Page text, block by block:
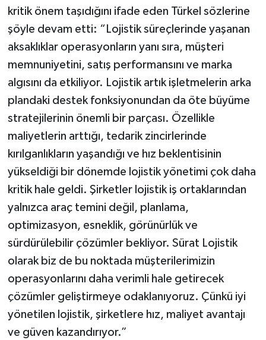
kritik önem taşıdığını ifade eden Türkel sözlerine
şöyle devam etti: “Lojistik süreçlerinde yaşanan
aksaklıklar operasyonların yanı sıra, müşteri
memnuniyetini, satış performansını ve marka
algısını da etkiliyor. Lojistik artık işletmelerin arka
plandaki destek fonksiyonundan da öte büyüme
stratejilerinin önemli bir parçası. Özellikle
maliyetlerin arttığı, tedarik zincirlerinde
kırılganlıkların yaşandığı ve hız beklentisinin
yükseldiği bir dönemde lojistik yönetimi çok daha
kritik hale geldi. Şirketler lojistik iş ortaklarından
yalnızca araç temini değil, planlama,
optimizasyon, esneklik, görünürlük ve
sürdürülebilir çözümler bekliyor. Sürat Lojistik
olarak biz de bu noktada müşterilerimizin
operasyonlarını daha verimli hale getirecek
çözümler geliştirmeye odaklanıyoruz. Çünkü iyi
yönetilen lojistik, şirketlere hız, maliyet avantajı
ve güven kazandırıyor.”